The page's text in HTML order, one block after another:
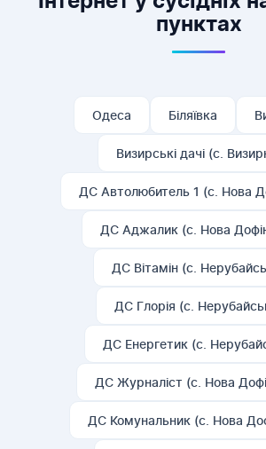
пунктах
Одеса Біляївка
Визирські дачі (с.
ДС Автолюбитель 1 (с. Нова
ДС Аджалик (с. Нова
ДС Вітамін (с.
ДС Глорія (с.
ДС Енергетик (с.
ДС Журналіст (с. Нова
ДС Комунальник (с. Нова